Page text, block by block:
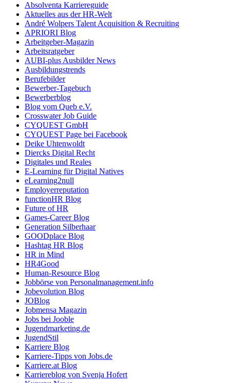
Absolventa Karriereguide
Aktuelles aus der HR-Welt
André Wolpers Talent Acquisition & Recruiting
APRIORI Blog
Arbeitgeber-Magazin
Arbeitsratgeber
AUBI-plus Ausbilder News
Ausbildungstrends
Berufebilder
Bewerber-Tagebuch
Bewerberblog
Blog vom Queb e.V.
Crosswater Job Guide
CYQUEST GmbH
CYQUEST Page bei Facebook
Deike Uhtenwoldt
Diercks Digital Recht
Digitales und Reales
E-Learning für Digital Natives
eLearning2null
Employerreputation
functionHR Blog
Future of HR
Games-Career Blog
Generation Silberhaar
GOODplace Blog
Hashtag HR Blog
HR in Mind
HR4Good
Human-Resource Blog
Jobbörse von Personalmanagement.info
Jobevolution Blog
JOBlog
Jobmensa Magazin
Jobs bei Jooble
Jugendmarketing.de
JugendStil
Karriere Blog
Karriere-Tipps von Jobs.de
Karriere.at Blog
Karriereblog von Svenja Hofert